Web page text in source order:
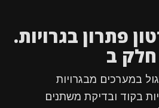
פתרון בגרויות.
חלק ב
במערכים מבגרויות
בקוד ובדיקת משתנים